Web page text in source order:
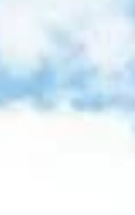
récupérateurs d'eau
vos vieux objets